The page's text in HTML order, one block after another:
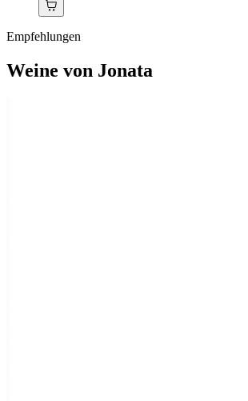
Empfehlungen
Weine von Jonata